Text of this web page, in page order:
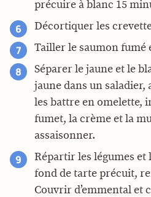
précuire à blanc 15
Décortiquer les
Tailler le saumon fumé
Séparer le jaune et le
jaune dans un
les battre en omelette,
fumet, la crème et la
assaisonner.
Répartir les légumes et
fond de tarte précuit,
Couvrir d’emmental et